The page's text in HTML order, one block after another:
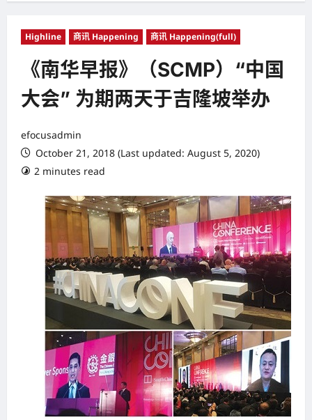
Highline 商讯 Happening 商讯 Happening(full)
《南华早报》（SCMP）“中国
大会” 为期两天于吉隆坡举办
efocusadmin
October 21, 2018 (Last updated: August 5, 2020)
2 minutes read